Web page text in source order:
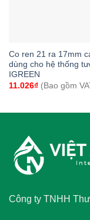
Co ren 21 ra 17mm
dùng cho hệ thống
IGREEN
11.026₫(Bao gồm
Công ty TNHH